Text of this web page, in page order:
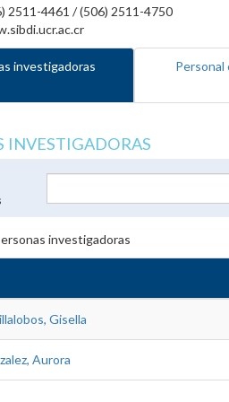
2511-4461 / (506) 2511-4750
investigadoras Personal
INVESTIGADORAS
investigadoras
Gisella
Aurora